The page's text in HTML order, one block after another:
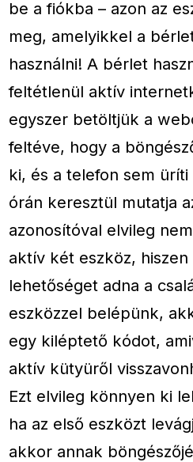
be a fiókba – azon az
meg, amelyikkel a
használni! A bérlet
feltétlenül aktív
egyszer betöltjük a
feltéve, hogy a
ki, és a telefon sem
órán keresztül mutatja
azonosítóval elvileg
aktív két eszköz, hiszen
lehetőséget adna a
eszközzel belépünk,
egy kiléptető kódot,
aktív kütyüről
Ezt elvileg könnyen ki
ha az első eszközt
akkor annak